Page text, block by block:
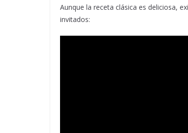
Aunque la receta clásica es deliciosa,
invitados: